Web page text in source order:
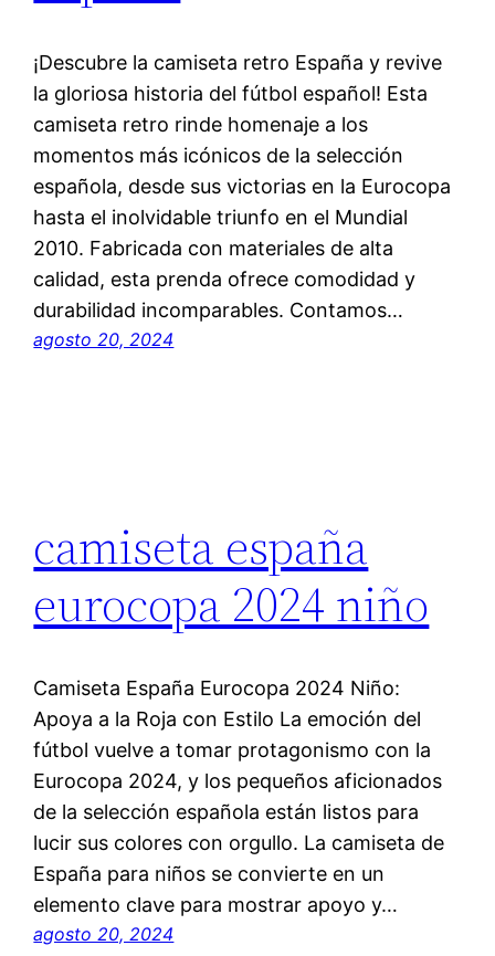
¡Descubre la camiseta retro España y revive
la gloriosa historia del fútbol español! Esta
camiseta retro rinde homenaje a los
momentos más icónicos de la selección
española, desde sus victorias en la Eurocopa
hasta el inolvidable triunfo en el Mundial
2010. Fabricada con materiales de alta
calidad, esta prenda ofrece comodidad y
durabilidad incomparables. Contamos…
agosto 20, 2024
camiseta españa
eurocopa 2024 niño
Camiseta España Eurocopa 2024 Niño:
Apoya a la Roja con Estilo La emoción del
fútbol vuelve a tomar protagonismo con la
Eurocopa 2024, y los pequeños aficionados
de la selección española están listos para
lucir sus colores con orgullo. La camiseta de
España para niños se convierte en un
elemento clave para mostrar apoyo y…
agosto 20, 2024